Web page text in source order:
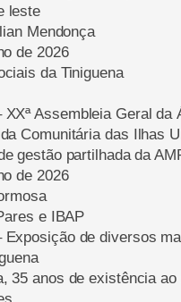
leste
Mendonça
de 2026
da Tiniguena
XXª Assembleia Geral da
Comunitária das Ilhas
gestão partilhada da
de 2026
e IBAP
Exposição de diversos
, 35 anos de existênciaao